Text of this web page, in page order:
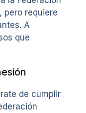
pero requiere
A
que
de cumplir